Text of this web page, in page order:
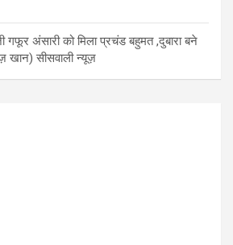
गफूर अंसारी को मिला प्रचंड बहुमत ,दुबारा बने
खान) सीसवाली न्यूज़